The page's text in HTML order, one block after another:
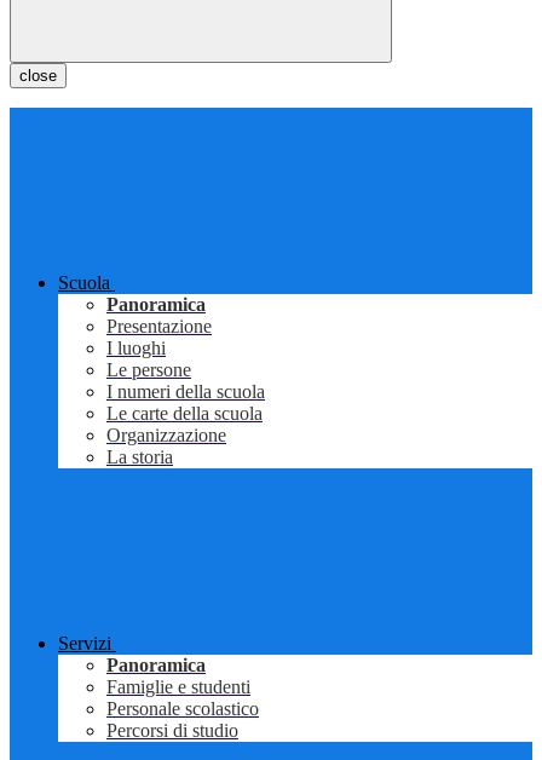
close
Scuola
Panoramica
Presentazione
I luoghi
Le persone
I numeri della scuola
Le carte della scuola
Organizzazione
La storia
Servizi
Panoramica
Famiglie e studenti
Personale scolastico
Percorsi di studio